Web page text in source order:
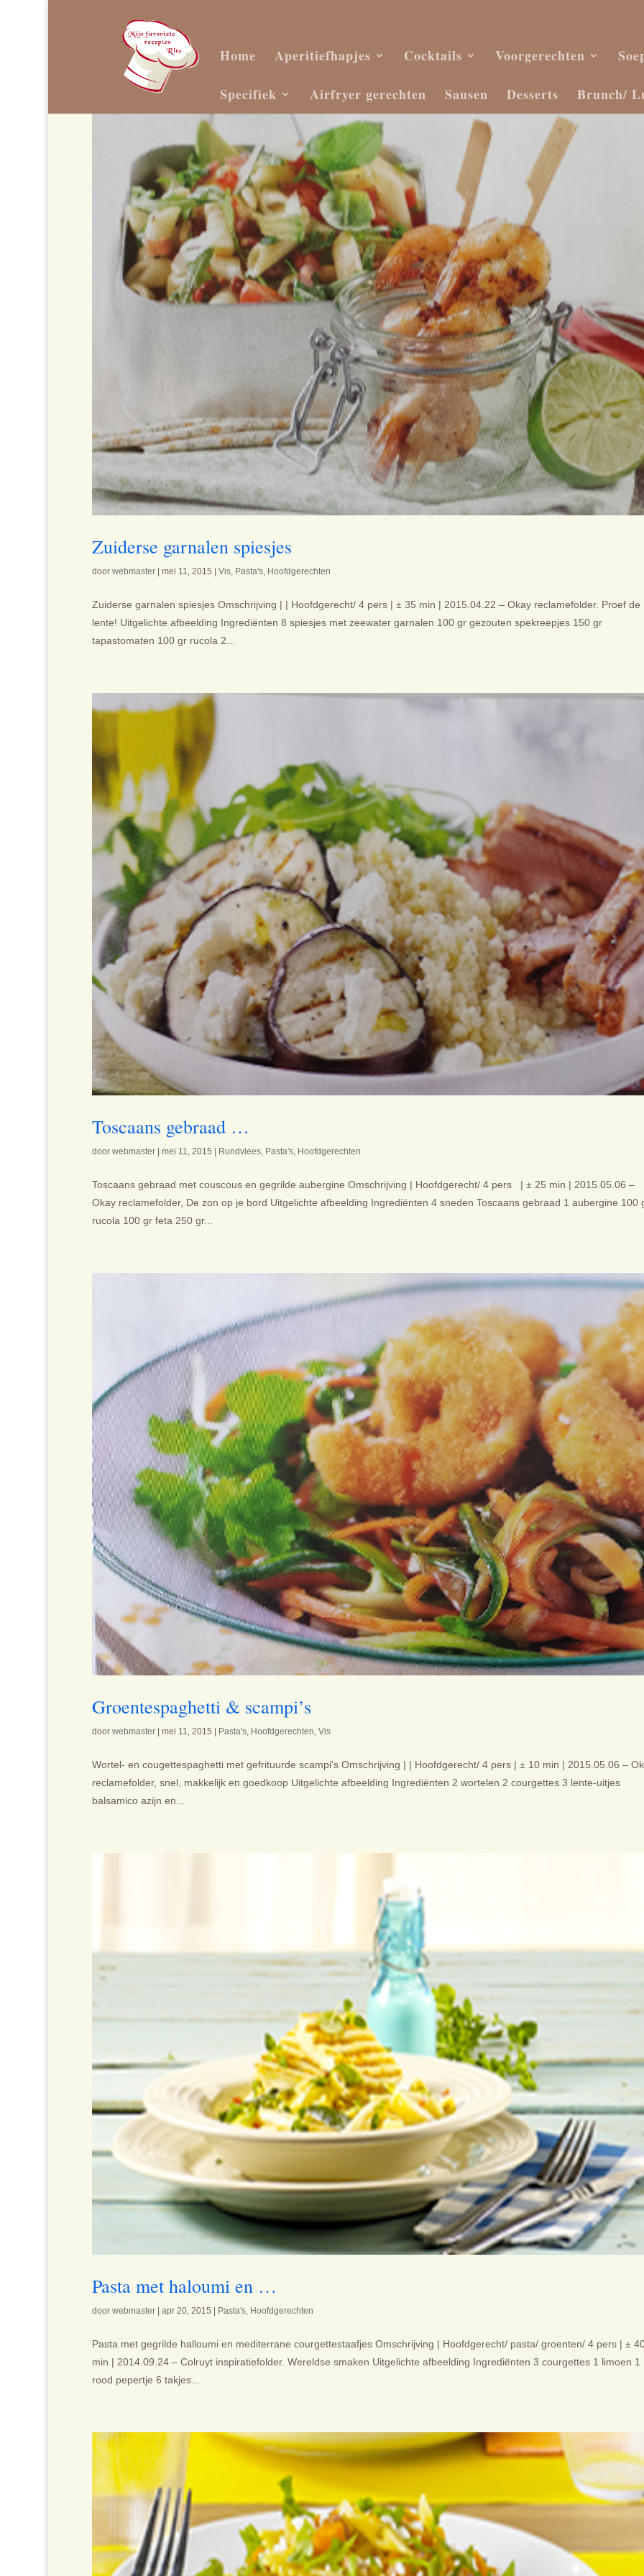
Home Aperitiefhapjes Cocktails Voorgerechten
Specifiek Airfryer gerechten Sausen Desserts Brunch/
Zuiderse garnalen spiesjes
door webmaster| mei 11, 2015 | Vis, Pasta's, Hoofdgerechten
Zuiderse garnalen spiesjes Omschrijving | | Hoofdgerecht/ 4 pers | ± 35 min | 2015.04.22 – Okay reclamefolder. Proef de
lente! Uitgelichte afbeelding Ingrediënten 8 spiesjes met zeewater garnalen 100 gr gezouten spekreepjes 150 gr
tapastomaten 100 gr rucola 2...
Toscaans gebraad …
door webmaster| mei 11, 2015 | Rundvlees, Pasta's, Hoofdgerechten
Toscaans gebraad met couscous en gegrilde aubergine Omschrijving | Hoofdgerecht/ 4 pers | ± 25 min | 2015.05.06 –
Okay reclamefolder, De zon op je bord Uitgelichte afbeelding Ingrediënten 4 sneden Toscaans gebraad 1 aubergine 100
rucola 100 gr feta 250 gr...
Groentespaghetti & scampi’s
door webmaster| mei 11, 2015 | Pasta's, Hoofdgerechten Vis
Wortel- en cougettespaghetti met gefrituurde scampi's Omschrijving | | Hoofdgerecht/ 4 pers | ± 10 min | 2015.05.06 –
reclamefolder, snel, makkelijk en goedkoop Uitgelichte afbeelding Ingrediënten 2 wortelen 2 courgettes 3 lente-uitjes
balsamico azijn en...
Pasta met haloumi en …
door webmaster| apr 20, 2015 Pasta's, Hoofdgerechten
Pasta met gegrilde halloumi en mediterrane courgettestaafjes Omschrijving | Hoofdgerecht/ pasta/ groenten/ 4 pers | ±
min | 2014.09.24 – Colruyt inspiratiefolder. Wereldse smaken Uitgelichte afbeelding Ingrediënten 3 courgettes 1 limoen 1
rood pepertje 6 takjes...